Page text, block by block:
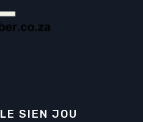
SIEN JOU